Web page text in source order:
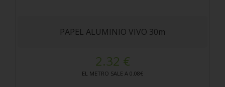
PAPEL ALUMINIO VIVO 30m
2.32 €
EL METRO SALE A 0.08€